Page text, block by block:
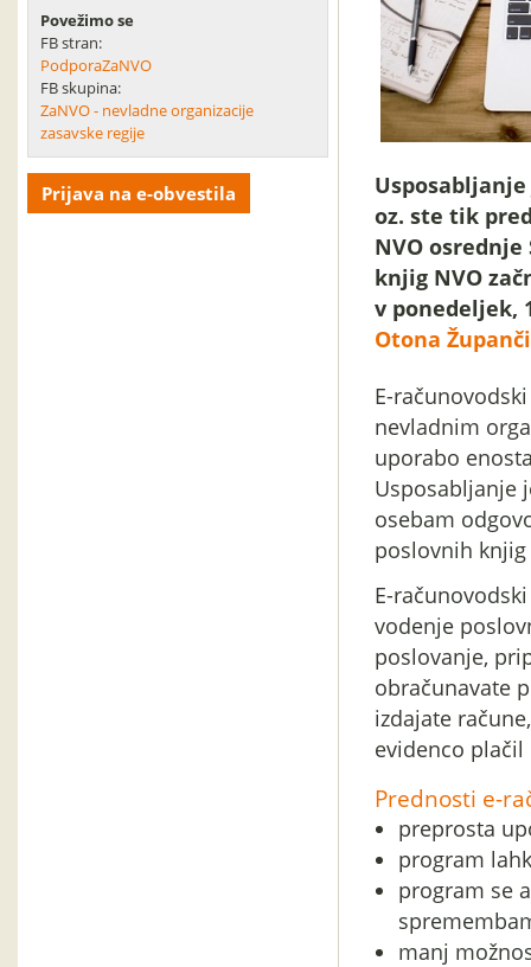
Povežimo se
FB stran:
PodporaZaNVO
FB skupina:
ZaNVO - nevladne organizacije
zasavske regije
Prijava na e-obvestila
oz. ste tik
NVO
knjig NVO
v ponedeljek,
Otona
E-
nevladnim
uporabo
Usposabljanje
osebam
poslovnih
E-
vodenje
poslovanje,
obračunavate
izdajate
evidenco plačil
Prednosti e-
preprosta
program
program se
manj